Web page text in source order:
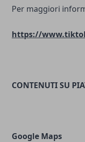
Per maggiori
https://
CONTENUTI SU
Google Maps